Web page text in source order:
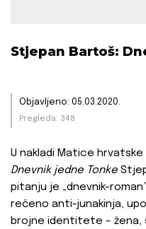
Stjepan Bartoš:
Objavljeno: 05.03.2020.
Pregleda: 348
U nakladi Matice
Dnevnik jedne Tonke
pitanju je „dnevnik-
rečeno anti-junakinja,
brojne identitete – žena,